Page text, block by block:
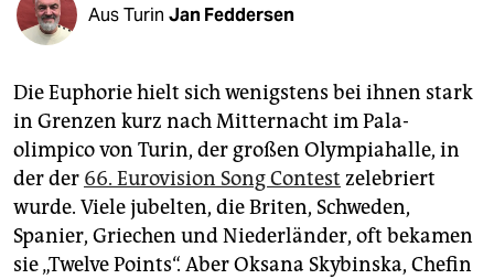
fragen & hilfe
abo
genossenschaft
epaper login
Aus Turin Jan Feddersen
Die Euphorie hielt sich wenigstens bei ihnen stark
in Grenzen kurz nach Mitternacht im Pala­
olimpico von Turin, der großen Olympiahalle, in
der der 66. Eurovision Song Contest zelebriert
wurde. Viele jubelten, die Briten, Schweden,
Spanier, Griechen und Niederländer, oft bekamen
sie „Twelve Points“. Aber Oksana Skybinska, Chefin